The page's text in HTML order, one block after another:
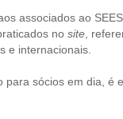
DA TECNOLOGIA
associados ao
no site,
e internacionais.
para sócios em dia, é